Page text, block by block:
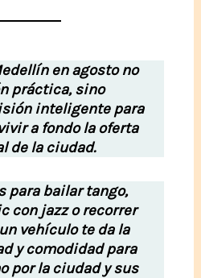
en agosto no
práctica, sino
inteligente para
a fondo la oferta
de la ciudad.
para bailar tango,
con jazz o recorrer
vehículo te da la
y comodidad para
por la ciudad y sus